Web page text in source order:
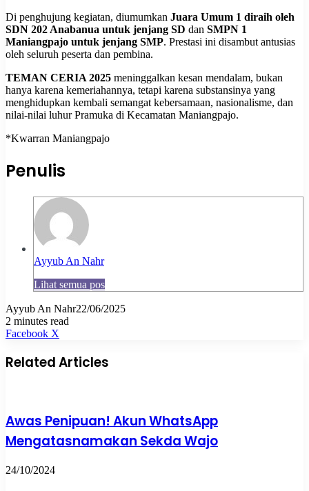
Di penghujung kegiatan, diumumkan Juara Umum 1 diraih oleh
SDN 202 Anabanua untuk jenjang SD dan SMPN 1
Maniangpajo untuk jenjang SMP. Prestasi ini disambut antusias
oleh seluruh peserta dan pembina.
TEMAN CERIA 2025 meninggalkan kesan mendalam, bukan
hanya karena kemeriahannya, tetapi karena substansinya yang
menghidupkan kembali semangat kebersamaan, nasionalisme, dan
nilai-nilai luhur Pramuka di Kecamatan Maniangpajo.
*Kwarran Maniangpajo
Penulis
Ayyub An Nahr
Lihat semua pos
Ayyub An Nahr22/06/2025
2 minutes read
Facebook X
Email
Related Articles
Awas Penipuan! Akun WhatsApp
Mengatasnamakan Sekda Wajo
24/10/2024